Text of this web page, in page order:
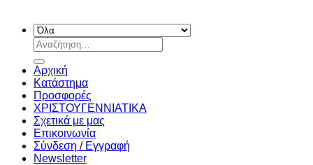
Αναζήτηση
για:
Αρχική
Κατάστημα
Προσφορές
ΧΡΙΣΤΟΥΓΕΝΝIATIKA
Σχετικά με μας
Επικοινωνία
Σύνδεση / Εγγραφή
Newsletter